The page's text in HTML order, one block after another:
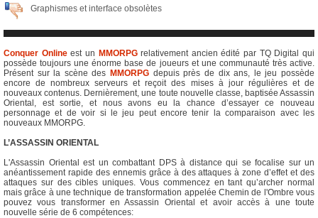
Graphismes et interface obsolètes
Conquer Onlineest un MMORPGrelativement ancien édité par TQ Digital qui
possède toujours une énorme base de joueurs et une communauté très active.
Présent sur la scène des MMORPG depuis près de dix ans, le jeu possède
encore de nombreux serveurs et reçoit des mises à jour régulières et de
nouveaux contenus. Dernièrement, une toute nouvelle classe, baptisée Assassin
Oriental, est sortie, et nous avons eu la chance d’essayer ce nouveau
personnage et de voir si le jeu peut encore tenir la comparaison avec les
nouveaux MMORPG.
L’ASSASSIN ORIENTAL
L'Assassin Oriental est un combattant DPS à distance qui se focalise sur un
anéantissement rapide des ennemis grâce à des attaques à zone d’effet et des
attaques sur des cibles uniques. Vous commencez en tant qu’archer normal
mais grâce à une technique de transformation appelée Chemin de l'Ombre vous
pouvez vous transformer en Assassin Oriental et avoir accès à une toute
nouvelle série de 6 compétences: